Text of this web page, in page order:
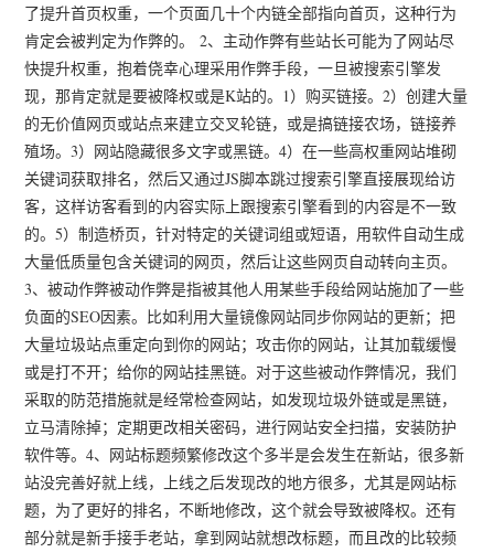
了提升首页权重，一个页面几十个内链全部指向首页，这种行为
肯定会被判定为作弊的。 2、主动作弊有些站长可能为了网站尽
快提升权重，抱着侥幸心理采用作弊手段，一旦被搜索引擎发
现，那肯定就是要被降权或是K站的。1）购买链接。2）创建大量
的无价值网页或站点来建立交叉轮链，或是搞链接农场，链接养
殖场。3）网站隐藏很多文字或黑链。4）在一些高权重网站堆砌
关键词获取排名，然后又通过JS脚本跳过搜索引擎直接展现给访
客，这样访客看到的内容实际上跟搜索引擎看到的内容是不一致
的。5）制造桥页，针对特定的关键词组或短语，用软件自动生成
大量低质量包含关键词的网页，然后让这些网页自动转向主页。
3、被动作弊被动作弊是指被其他人用某些手段给网站施加了一些
负面的SEO因素。比如利用大量镜像网站同步你网站的更新；把
大量垃圾站点重定向到你的网站；攻击你的网站，让其加载缓慢
或是打不开；给你的网站挂黑链。对于这些被动作弊情况，我们
采取的防范措施就是经常检查网站，如发现垃圾外链或是黑链，
立马清除掉；定期更改相关密码，进行网站安全扫描，安装防护
软件等。4、网站标题频繁修改这个多半是会发生在新站，很多新
站没完善好就上线，上线之后发现改的地方很多，尤其是网站标
题，为了更好的排名，不断地修改，这个就会导致被降权。还有
部分就是新手接手老站，拿到网站就想改标题，而且改的比较频